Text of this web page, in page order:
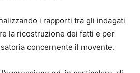
i rapporti tra gli indagati
la ricostruzione dei fatti e per
concernente il movente.